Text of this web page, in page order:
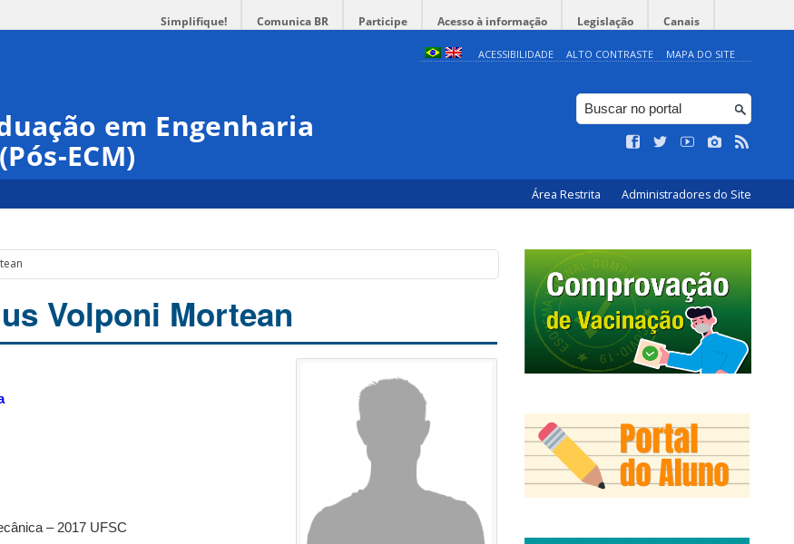
Simplifique! Comunica BR Participe Acesso à informação Legislação Canais
ACESSIBILIDADE ALTO CONTRASTE MAPA DO SITE
em Engenharia
ECM)
Área Restrita Administradores do Site
Volponi Mortean
– 2017 UFSC